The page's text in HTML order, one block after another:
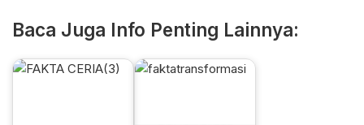
Baca Juga Info Penting Lainnya: